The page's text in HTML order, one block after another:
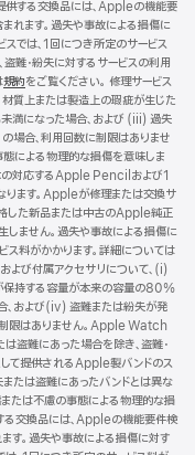
供する交換品には、Appleの機能要
れます。過失や事故による損傷に
スでは、1回につき所定のサービス
難・紛失に対するサービスの利用
規約（新
規
ウ
イ
ン
ド
ウ
で
開
き
ま
す）
をご覧ください。 修理サービス
材質上または製造上の瑕疵が生じた
満になった場合、および (iii) 過失
場合、利用回数に制限はありませ
による物理的な損傷を意味しま
の対応するApple Pencilおよび1
ます。Appleが修理または交換サ
した新品または中古のApple純正
しません。過失や事故による損傷に
ス料がかかります。詳細については
よび付属アクセサリについて、(i)
保持する容量が本来の容量の80%
、および(iv) 盗難または紛失が発
制限はありません。Apple Watch
盗難にあった場合を除き、盗難・
して提供されるApple製バンドのス
または盗難にあったバンドとは異な
たは不慮の事態による物理的な損
る交換品には、Appleの機能要件検
す。過失や事故による損傷に対す